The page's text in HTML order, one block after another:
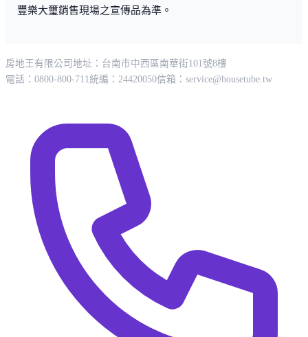
豐樂大璽銷售現場之宣傳品為準。
房地王有限公司 地址：台南市中西區南華街101號8樓
電話：0800-800-711統編：24420050信箱： service@housetube.tw